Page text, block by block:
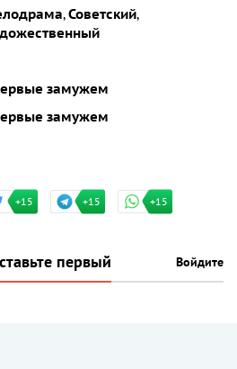
,Советский,
замужем
замужем
+15 +15 +15
первый Войдите